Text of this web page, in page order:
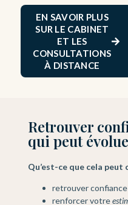
EN SAVOIR PLUS
SUR LE CABINET
ET LES
CONSULTATIONS
À DISTANCE
Retrouver
qui peut
Qu’est-ce que cela peut
retrouver
renforcer votre